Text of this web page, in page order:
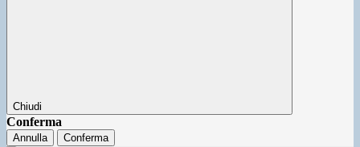
Chiudi
Conferma
Annulla Conferma